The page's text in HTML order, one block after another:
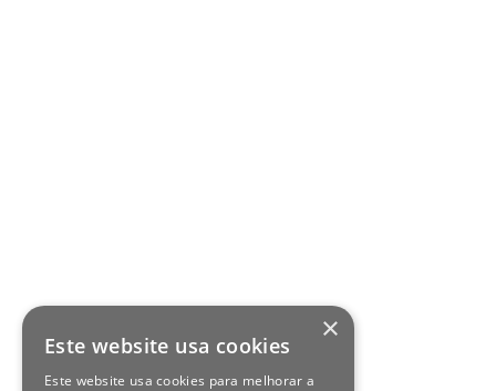
×
Este website usa cookies
Este website usa cookies para melhorar a